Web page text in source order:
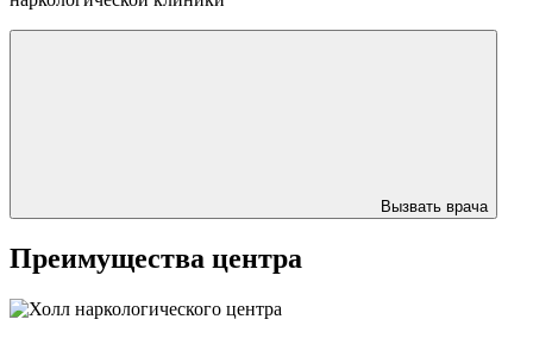
Вызвать врача
Преимущества центра